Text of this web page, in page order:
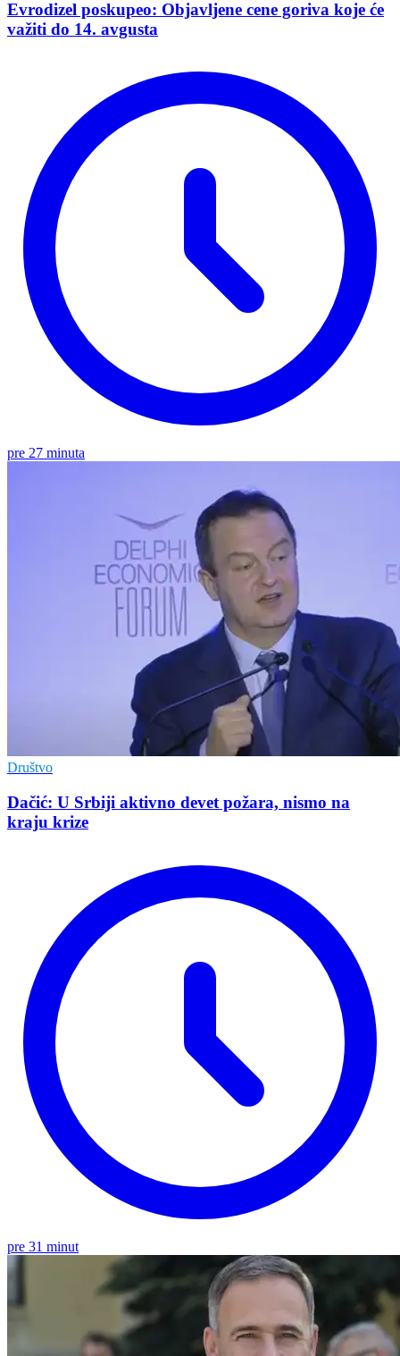
Evrodizel poskupeo: Objavljene cene goriva koje će
važiti do 14. avgusta
pre 27 minuta
Društvo
Dačić: U Srbiji aktivno devet požara, nismo na
kraju krize
pre 31 minut